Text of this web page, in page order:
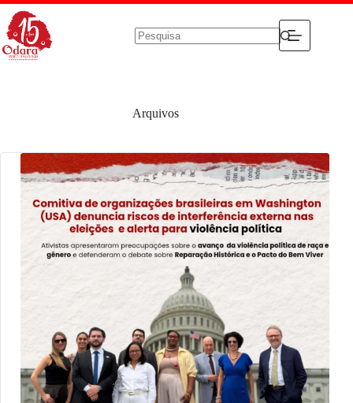
Pular
para
conteúdo
Arquivos